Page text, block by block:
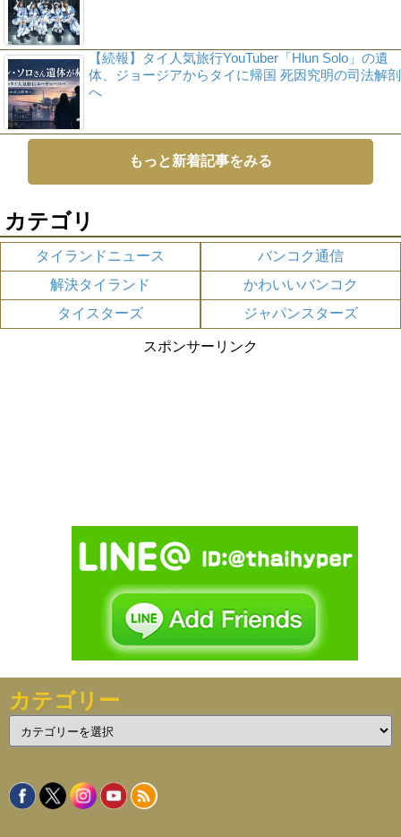
【続報】タイ人気旅行YouTuber「Hlun Solo」の遺
体、ジョージアからタイに帰国 死因究明の司法解剖
へ
もっと新着記事をみる
カテゴリ
タイランドニュース
バンコク通信
解決タイランド
かわいいバンコク
タイスターズ
ジャパンスターズ
スポンサーリンク
カテゴリー
テ
リ
ー